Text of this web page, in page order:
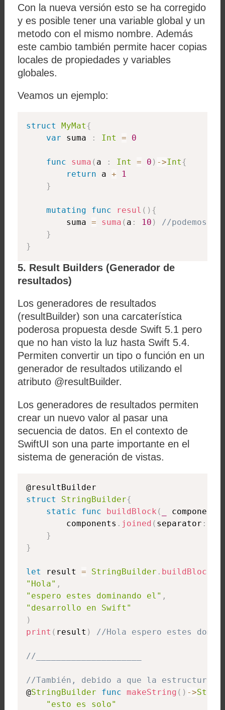
Con la nueva versión esto se ha corregido
y es posible tener una variable global y un
metodo con el mismo nombre. Además
este cambio también permite hacer copias
locales de propiedades y variables
globales.
Veamos un ejemplo:
struct MyMat{
var suma : Int = 0
func suma ( a : Int = 0 ) ->Int{
return a +
1
}
mutating func resul ( ) {
        suma
= suma ( a : 10 )
//podemos
}
}
5. Result Builders (Generador de
resultados)
Los generadores de resultados
(resultBuilder) son una carcaterística
poderosa propuesta desde Swift 5.1 pero
que no han visto la luz hasta Swift 5.4.
Permiten convertir un tipo o función en un
generador de resultados utilizando el
atributo @resultBuilder.
Los generadores de resultados permiten
crear un nuevo valor al pasar una
secuencia de datos. En el contexto de
SwiftUI son una parte importante en el
sistema de generación de vistas.
struct
StringBuilder{
static
func buildBlock (
        components
. joined ( separator :
}
}
let result = StringBuilder . buildBlock
"Hola" ,
"espero estes dominando el" ,
"desarrollo en Swift"
)
print ( result ) //Hola espero estes
//_____________________
//También, debido a que la estructura
@StringBuilder func makeString ( ) ->
"esto es solo"